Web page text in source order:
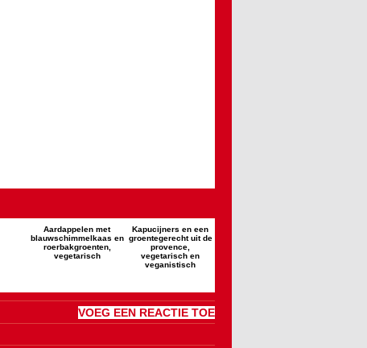
Aardappelen met
blauwschimmelkaas en
roerbakgroenten,
vegetarisch
Kapucijners en een
groentegerecht uit de
provence,
vegetarisch en
veganistisch
VOEG EEN REACTIE TOE